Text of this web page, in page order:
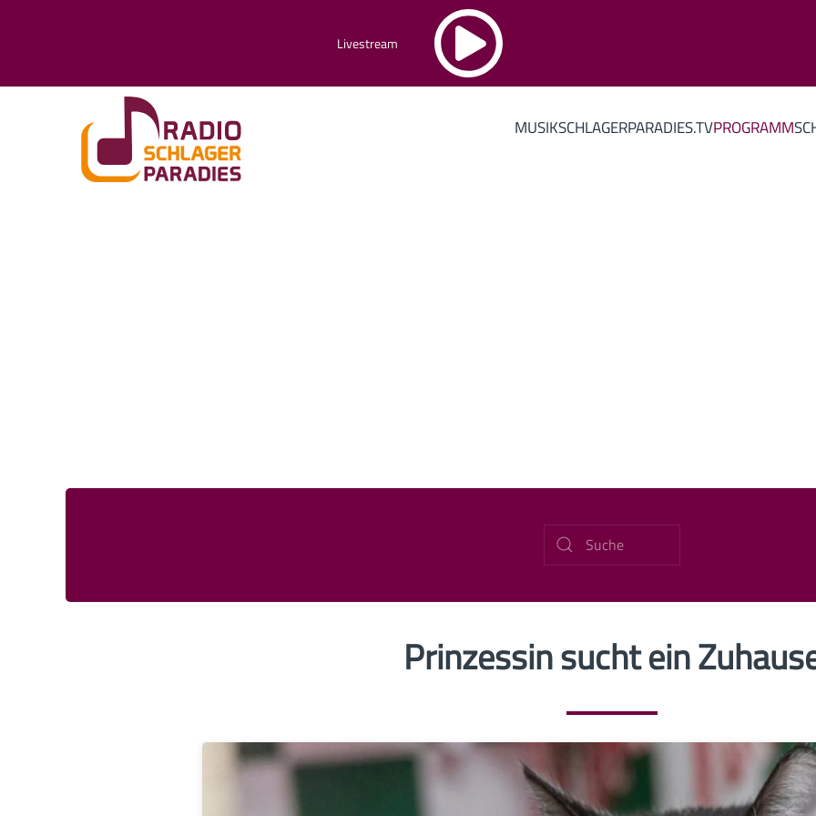
Livestream
MUSIKSCHLAGERPARADIES.TVPROGRAMM
Prinzessin sucht ein